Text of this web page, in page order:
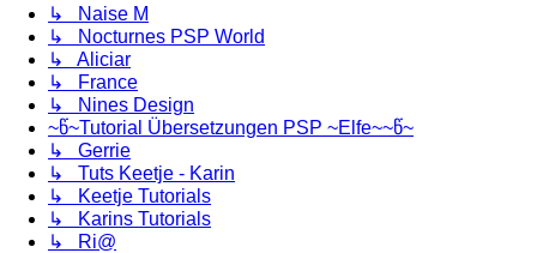
↳ Naise M
↳ Nocturnes PSP World
↳ Aliciar
↳ France
↳ Nines Design
~წ~Tutorial Übersetzungen PSP ~Elfe~~წ~
↳ Gerrie
↳ Tuts Keetje - Karin
↳ Keetje Tutorials
↳ Karins Tutorials
↳ Ri@